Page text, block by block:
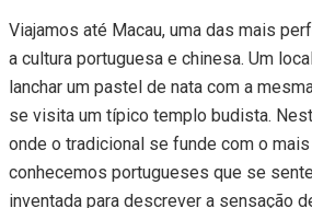
Viajamos até Macau, uma das mais
a cultura portuguesa e chinesa. Um
lanchar um pastel de nata com a
se visita um típico templo budista.
onde o tradicional se funde com o
conhecemos portugueses que se
inventada para descrever a sensação